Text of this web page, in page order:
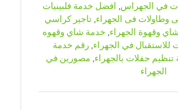
في الجهراس, افضل خدمة فلبينيات
وطاولات فى الجهراء,تاجير كراسي
وقهوة الجهراء, خدمة شاي وقهوه
للاستقبال في الجهراء, رقم خدمة
حفلات بالجهراء, مصورين في
الجهراء